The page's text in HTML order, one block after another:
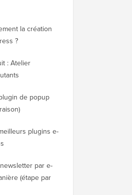
la création
?
: Atelier
de popup
plugins e-
par e-
(étape par